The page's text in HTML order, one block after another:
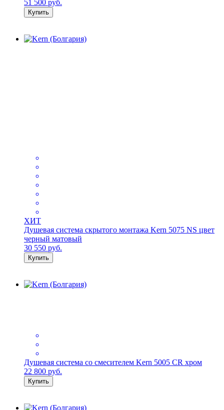
51 500 руб.
Купить
ХИТ
Душевая система скрытого монтажа Kern 5075 NS цвет
черный матовый
30 550 руб.
Купить
Душевая система со смесителем Kern 5005 CR хром
22 800 руб.
Купить